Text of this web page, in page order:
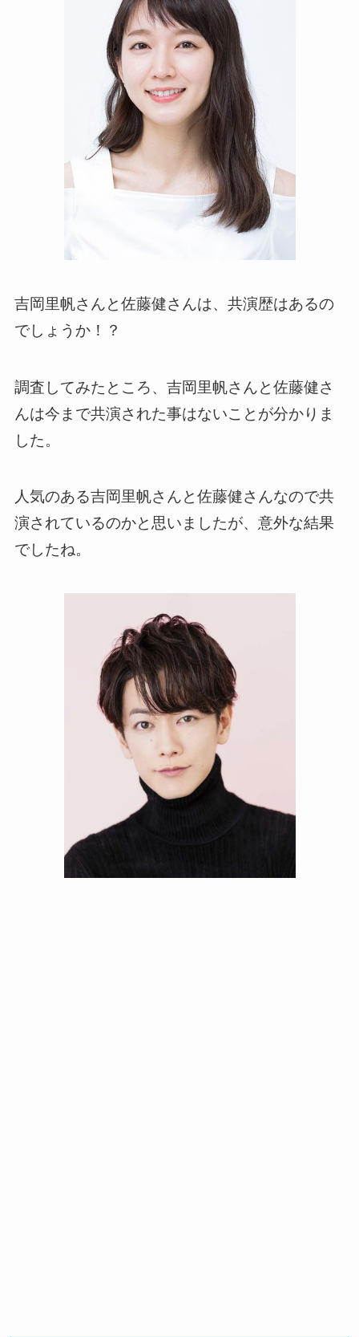
吉岡里帆さんと佐藤健さんは、共演歴はあるの
でしょうか！？
調査してみたところ、吉岡里帆さんと佐藤健さ
んは今まで共演された事はないことが分かりま
した。
人気のある吉岡里帆さんと佐藤健さんなので共
演されているのかと思いましたが、意外な結果
でしたね。